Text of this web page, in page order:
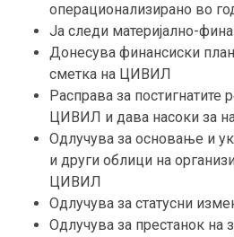
операционализирано во
Ја следи материјално-
Донесува финансиски
сметка на ЦИВИЛ
Расправа за постигнатите
ЦИВИЛ и дава насоки за
Одлучува за основање и
и други облици на
ЦИВИЛ
Одлучува за статусни
Одлучува за престанок на